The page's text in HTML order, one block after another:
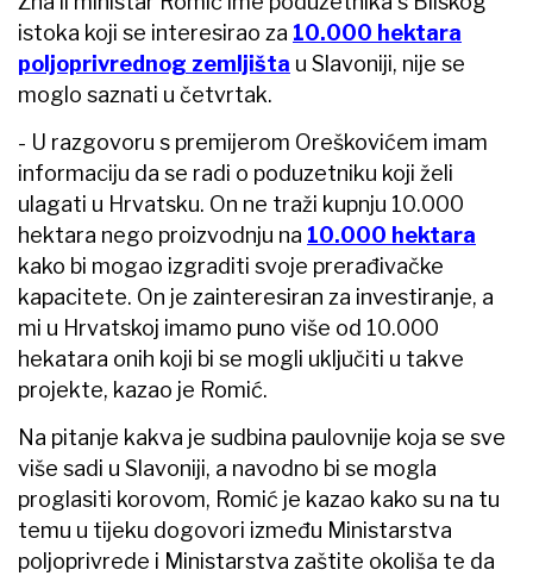
istoka koji se interesirao za 10.000 hektara
poljoprivrednog zemljišta u Slavoniji, nije se
moglo saznati u četvrtak.
- U razgovoru s premijerom Oreškovićem imam
informaciju da se radi o poduzetniku koji želi
ulagati u Hrvatsku. On ne traži kupnju 10.000
hektara nego proizvodnju na 10.000 hektara
kako bi mogao izgraditi svoje prerađivačke
kapacitete. On je zainteresiran za investiranje, a
mi u Hrvatskoj imamo puno više od 10.000
hekatara onih koji bi se mogli uključiti u takve
projekte, kazao je Romić.
Na pitanje kakva je sudbina paulovnije koja se sve
više sadi u Slavoniji, a navodno bi se mogla
proglasiti korovom, Romić je kazao kako su na tu
temu u tijeku dogovori između Ministarstva
poljoprivrede i Ministarstva zaštite okoliša te da